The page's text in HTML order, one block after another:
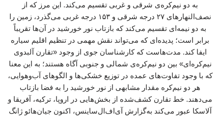
به دو نیم‌کره‌ی شرقی و غربی تقسیم می‌کند. این مرز که از
نصف‌النهارهای ۲۷ درجه شرقی و ۱۵۳ درجه غربی می‌گذرد، زمین را
به دو نیمه‌ای تقسیم می‌کند که بازتاب نور خورشید در آن‌ها تقریباً
برابر است؛ پدیده‌ای که می‌تواند نقش مهمی در تنظیم اقلیم سیاره
ایفا کند. مدت‌هاست که کارشناسان جوی از وجود «تقارن آلبدوی
نیم‌کره‌ای» بین دو نیم‌کره‌ی شمالی و جنوبی آگاه هستند؛ به این معنا
که با وجود تفاوت‌های عمده در توزیع خشکی‌ها و الگوهای آب‌وهوایی،
هر دو نیم‌کره مقدار مشابهی از نور خورشید را به فضا بازتاب
می‌دهند. خط تقارن کشف‌شده از بخش‌هایی در اروپا، ترکیه، آفریقا و
آلاسکا عبور می‌کند به‌گزارش آی‌اف‌ال‌ساینس، اکنون جیان‌هائو ژانگ